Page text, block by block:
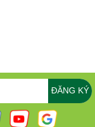
ĐĂNG KÝ